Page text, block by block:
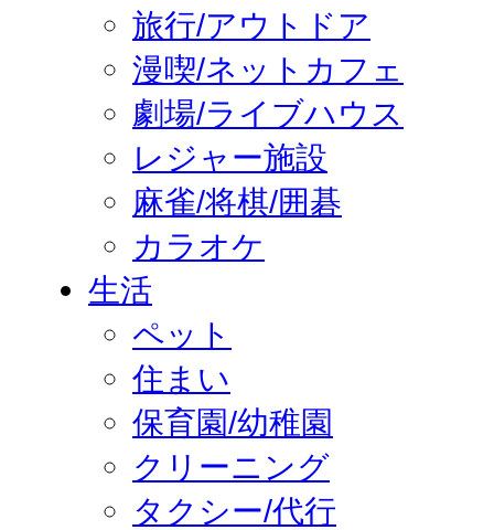
旅行/アウトドア
漫喫/ネットカフェ
劇場/ライブハウス
レジャー施設
麻雀/将棋/囲碁
カラオケ
生活
ペット
住まい
保育園/幼稚園
クリーニング
タクシー/代行